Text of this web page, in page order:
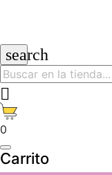
search

0
Carrito